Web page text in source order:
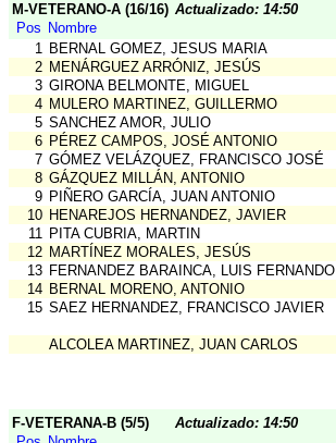
M-VETERANO-A (16/16) Actualizado: 14:50
Pos Nombre
1 BERNAL GOMEZ, JESUS MARIA
2 MENÁRGUEZ ARRÓNIZ, JESÚS
3 GIRONA BELMONTE, MIGUEL
4 MULERO MARTINEZ, GUILLERMO
5 SANCHEZ AMOR, JULIO
6 PÉREZ CAMPOS, JOSÉ ANTONIO
7 GÓMEZ VELÁZQUEZ, FRANCISCO JOSÉ
8 GÁZQUEZ MILLÁN, ANTONIO
9 PIÑERO GARCÍA, JUAN ANTONIO
10 HENAREJOS HERNANDEZ, JAVIER
11 PITA CUBRIA, MARTIN
12 MARTÍNEZ MORALES, JESÚS
13 FERNANDEZ BARAINCA, LUIS FERNANDO
14 BERNAL MORENO, ANTONIO
15 SAEZ HERNANDEZ, FRANCISCO JAVIER
ALCOLEA MARTINEZ, JUAN CARLOS
F-VETERANA-B (5/5)
Actualizado: 14:50